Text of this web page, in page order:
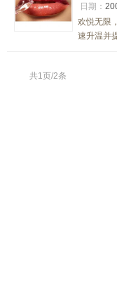
日期：
欢悦无限
速升温并
共1页/2条